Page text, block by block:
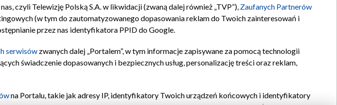
czyli Telewizję Polską S.A. w likwidacji (zwaną dalej również „TVP”), Zaufanych Partnerów
(w tym do zautomatyzowanego dopasowania reklam do Twoich zainteresowań i
przez nas identyfikatora PPID do Google.
serwisów zwanych dalej „Portalem”, w tym informacje zapisywane za pomocą technologii
świadczenie dopasowanych i bezpiecznych usług, personalizację treści oraz reklam,
na Portalu, takie jak adresy IP, identyfikatory Twoich urządzeń końcowych i identyfikatory